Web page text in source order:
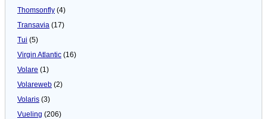
Thomsonfly (4)
Transavia (17)
Tui (5)
Virgin Atlantic (16)
Volare (1)
Volareweb (2)
Volaris (3)
Vueling (206)